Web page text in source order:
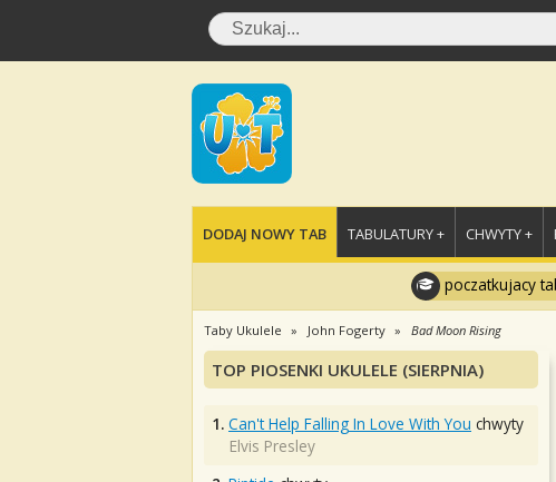
DODAJ NOWY TAB TABULATURY + CHWYTY +
poczatkujacy
Taby Ukulele John Fogerty Bad Moon Rising
TOP PIOSENKI UKULELE (SIERPNIA)
1. Can't Help Falling In Love With You chwyty
Elvis Presley